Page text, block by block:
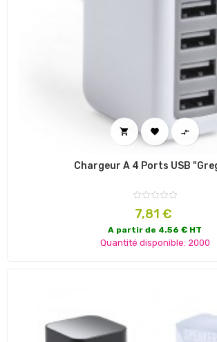
  
Chargeur À 4 Ports USB
Prix
7,81 €
A partir de 4.56 € HT
Quantité disponible: 2000